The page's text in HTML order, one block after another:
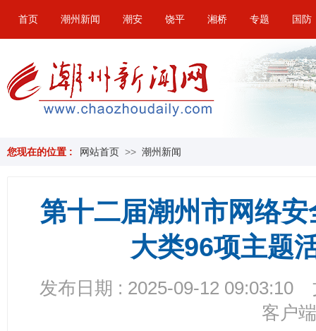
首页 潮州新闻 潮安 饶平 湘桥 专题 国防
您现在的位置 : 网站首页 >> 潮州新闻
第十二届潮州市网络
大类96项主题
发布日期 : 2025-09-12 09:03:10
客户端